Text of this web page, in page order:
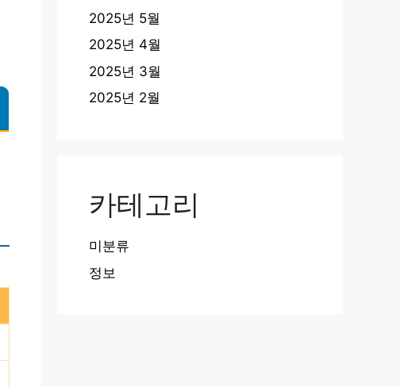
2025년 5월
2025년 4월
2025년 3월
2025년 2월
카테고리
미분류
정보